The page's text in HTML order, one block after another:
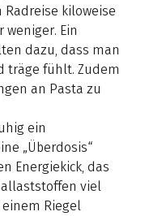
Radreise kiloweise
weniger. Ein
dazu, dass man
träge fühlt. Zudem
an Pasta zu
ein
„Überdosis“
Energiekick, das
viel
Riegel